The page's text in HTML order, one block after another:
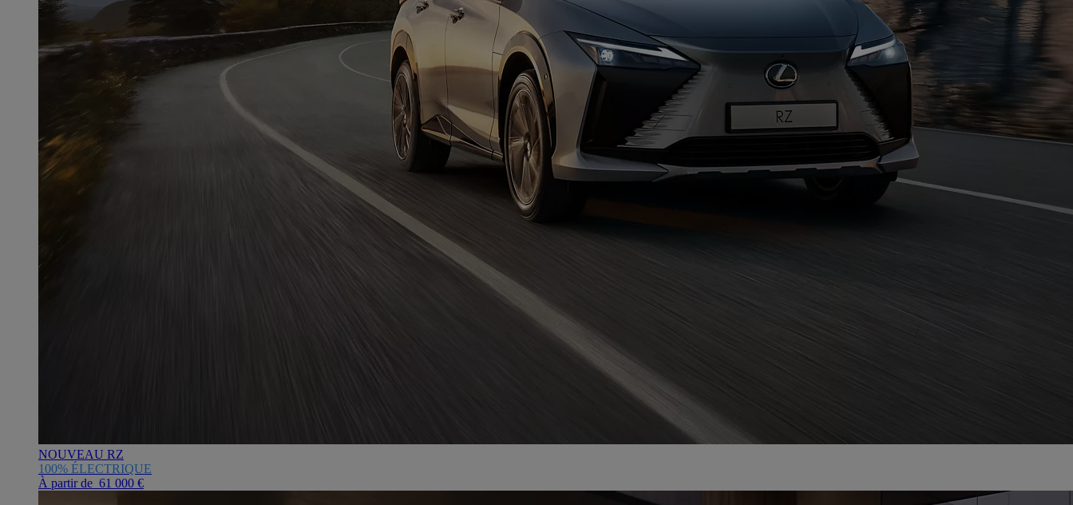
NOUVEAU RZ
100% ÉLECTRIQUE
À partir de 61 000 €